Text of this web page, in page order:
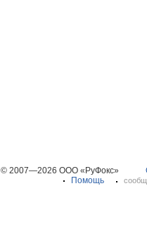
© 2007—2026 ООО «РуФокс»
Помощь